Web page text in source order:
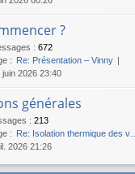
?
: 672
: Re: Présentation – Vinny
juin 2026 23:40
générales
: 213
: Re: Isolation thermique des v…
2026 21:26